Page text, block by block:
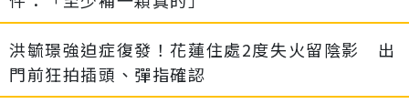
洪毓璟強迫症復發！花蓮住處2度失火留陰影 出
門前狂拍插頭、彈指確認